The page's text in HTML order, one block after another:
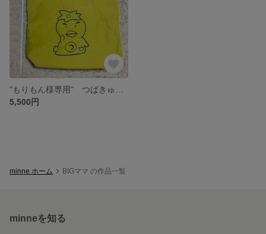
5,500円
minne ホーム BIGママ の作品一覧
minneを知る